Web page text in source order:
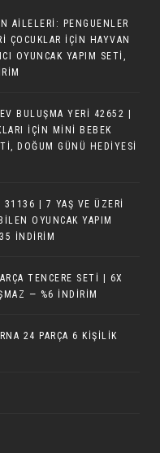
AILELERI: PENGUENLER
ÇOCUKLAR IÇIN HAYVAN
OYUNCAK YAPIM SETI,
BULUŞMA YERI 42652 |
IÇIN MINI BEBEK
DOĞUM GÜNÜ HEDIYESI
31136 | 7 YAŞ VE ÜZERI
OYUNCAK YAPIM
İNDIRIM
TENCERE SETI | 6X
— %6 İNDIRIM
24 PARÇA 6 KIŞILIK